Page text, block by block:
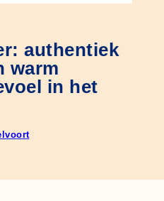
authentiek
warm
in het